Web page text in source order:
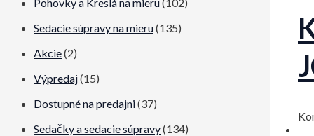
l
n
e
Sedacie súpravy na mieru(135)
Akcie(2)
Výpredaj(15)
Dostupné na predajni(37)
Sedačky a sedacie súpravy(134)